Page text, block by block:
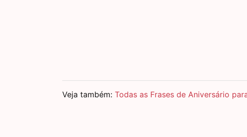
Veja também: Todas as Frases de Aniversário